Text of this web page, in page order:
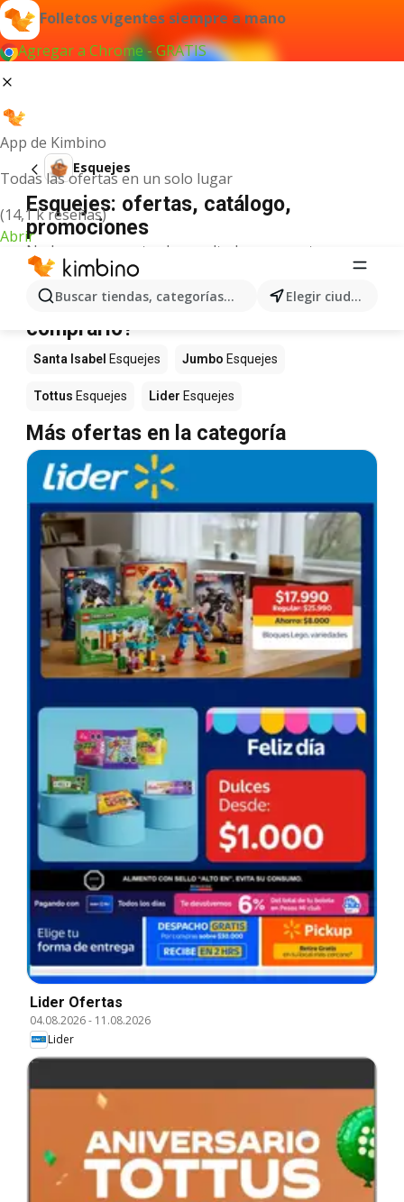
Folletos vigentes siempre a mano
Agregar a Chrome - GRATIS
App de Kimbino
Todas las ofertas en un solo lugar
(14,1 k reseñas)
Abrir
Buscar tiendas, categorías, productos... Elegir ciudad
Esquejes
Esquejes: ofertas, catálogo,
promociones
No hemos encontrado resultados para este
término.
Esquejes en oferta - ¿Dónde
comprarlo?
Santa Isabel Esquejes Jumbo Esquejes
Tottus Esquejes Lider Esquejes
Más ofertas en la categoría
Lider Ofertas
04.08.2026- 11.08.2026
Lider